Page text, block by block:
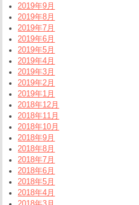
2019年9月
2019年8月
2019年7月
2019年6月
2019年5月
2019年4月
2019年3月
2019年2月
2019年1月
2018年12月
2018年11月
2018年10月
2018年9月
2018年8月
2018年7月
2018年6月
2018年5月
2018年4月